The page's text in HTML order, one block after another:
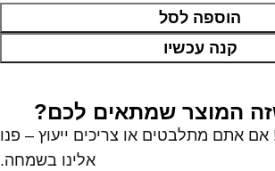
הוספה לסל
קנה עכשיו
המוצר שמתאים לכם?
אם אתם מתלבטים או צריכים ייעוץ – פנו
אלינו בשמחה.